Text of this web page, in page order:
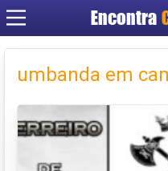
Encontra
umbanda em